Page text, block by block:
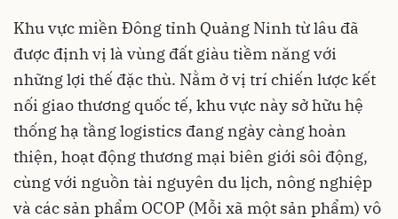
Khu vực miền Đông tỉnh Quảng Ninh từ lâu đã
được định vị là vùng đất giàu tiềm năng với
những lợi thế đặc thù. Nằm ở vị trí chiến lược kết
nối giao thương quốc tế, khu vực này sở hữu hệ
thống hạ tầng logistics đang ngày càng hoàn
thiện, hoạt động thương mại biên giới sôi động,
cùng với nguồn tài nguyên du lịch, nông nghiệp
và các sản phẩm OCOP (Mỗi xã một sản phẩm) vô